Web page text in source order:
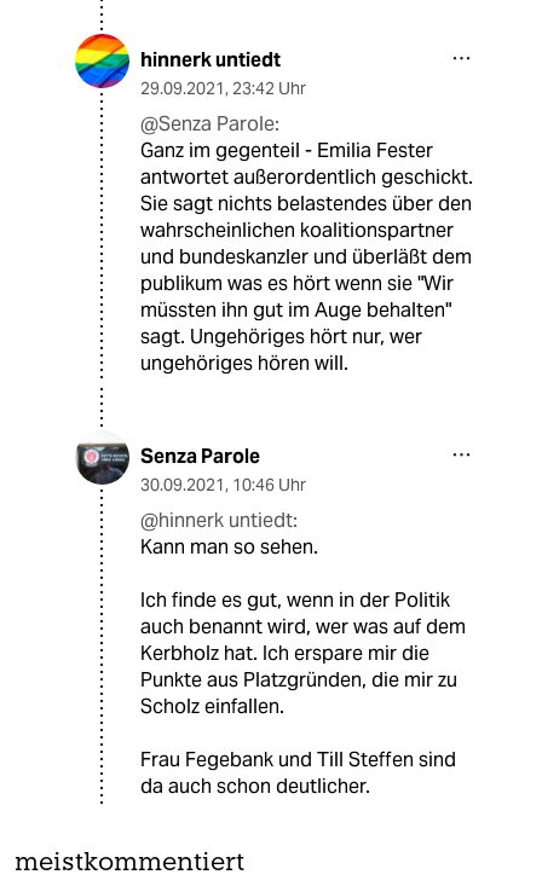
hinnerk untiedt
29.09.2021, 23:42 Uhr
@Senza Parole:
Ganz im gegenteil - Emilia Fester
antwortet außerordentlich geschickt.
Sie sagt nichts belastendes über den
wahrscheinlichen koalitionspartner
und bundeskanzler und überläßt dem
publikum was es hört wenn sie "Wir
müssten ihn gut im Auge behalten"
sagt. Ungehöriges hört nur, wer
ungehöriges hören will.
Senza Parole
30.09.2021, 10:46 Uhr
@hinnerk untiedt:
Kann man so sehen.
Ich finde es gut, wenn in der Politik
auch benannt wird, wer was auf dem
Kerbholz hat. Ich erspare mir die
Punkte aus Platzgründen, die mir zu
Scholz einfallen.
Frau Fegebank und Till Steffen sind
da auch schon deutlicher.
meistkommentiert